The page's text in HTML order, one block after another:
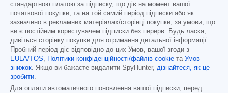
стандартною платою за підписку, що діє на момент вашої
початкової покупки, та на той самий період підписки або як
зазначено в рекламних матеріалах/сторінці покупки, за умови, що
ви є постійним користувачем підписки без перерв. Будь ласка,
дивіться сторінку покупки для отримання детальної інформації.
Пробний період діє відповідно до цих Умов, вашої згоди з
EULA/TOS, Політики конфіденційності/файлів cookie та Умов
знижок. Якщо ви бажаєте видалити SpyHunter, дізнайтеся, як це
зробити.
Для оплати автоматичного поновлення вашої підписки, перед